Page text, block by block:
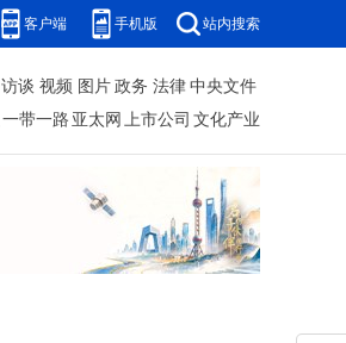
客户端 手机版 站内搜索
访谈 视频 图片 政务 法律 中央文件
一带一路 亚太网 上市公司 文化产业